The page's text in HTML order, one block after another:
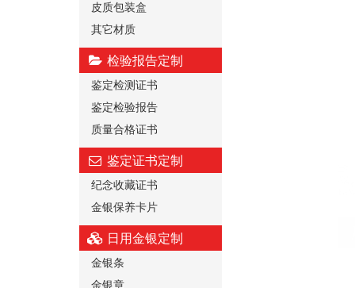
皮质包装盒
其它材质
检验报告定制
鉴定检测证书
鉴定检验报告
质量合格证书
鉴定证书定制
纪念收藏证书
金银保养卡片
日用金银定制
金银条
金银章